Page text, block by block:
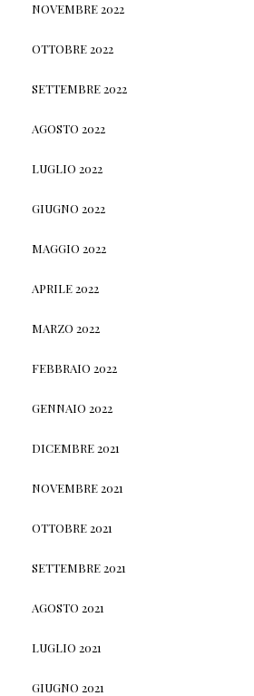
NOVEMBRE 2022
OTTOBRE 2022
SETTEMBRE 2022
AGOSTO 2022
LUGLIO 2022
GIUGNO 2022
MAGGIO 2022
APRILE 2022
MARZO 2022
FEBBRAIO 2022
GENNAIO 2022
DICEMBRE 2021
NOVEMBRE 2021
OTTOBRE 2021
SETTEMBRE 2021
AGOSTO 2021
LUGLIO 2021
GIUGNO 2021